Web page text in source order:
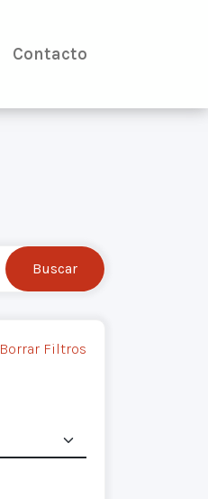
Contacto
Borrar Filtros